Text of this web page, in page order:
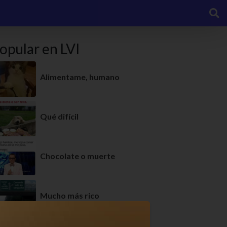
en LVI
Alimentame, humano
Qué difícil
Chocolate o muerte
Mucho más rico